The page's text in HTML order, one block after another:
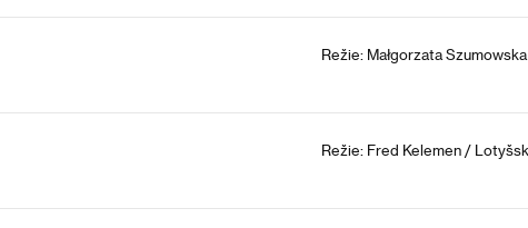
Režie: Małgorzata
Režie: Fred Kelemen /